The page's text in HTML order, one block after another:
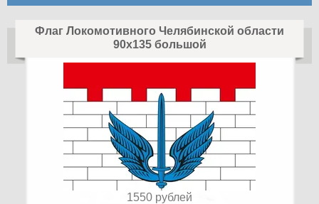
Флаг Локомотивного Челябинской области
90x135 большой
1550 рублей